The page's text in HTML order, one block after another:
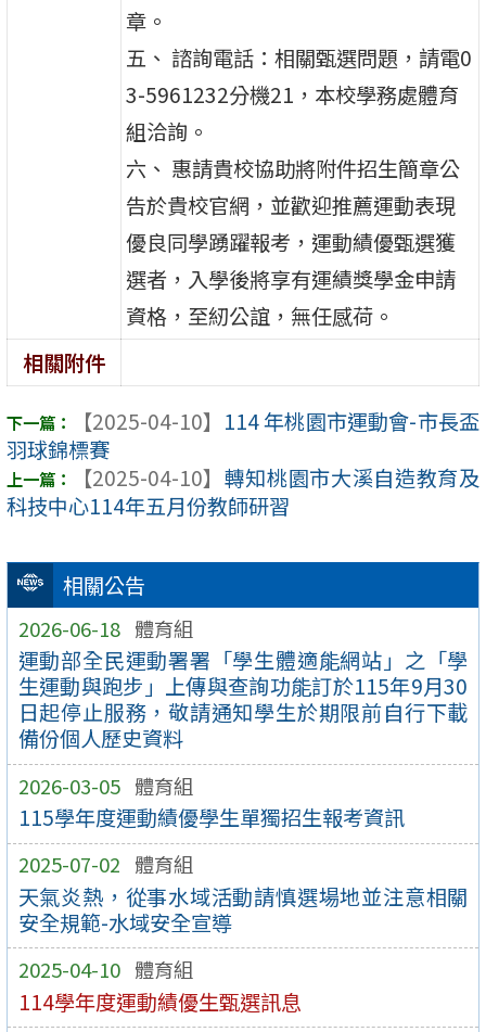
相關公告
2026-06-18 體育組
運動部全民運動署署「學生體適能網站」之「學
生運動與跑步」上傳與查詢功能訂於115年9月30
日起停止服務，敬請通知學生於期限前自行下載
備份個人歷史資料
2026-03-05 體育組
115學年度運動績優學生單獨招生報考資訊
2025-07-02 體育組
天氣炎熱，從事水域活動請慎選場地並注意相關
安全規範-水域安全宣導
2025-04-10 體育組
114學年度運動績優生甄選訊息
章。
五、 諮詢電話：相關甄選問題，請電0
3-5961232分機21，本校學務處體育
組洽詢。
六、 惠請貴校協助將附件招生簡章公
告於貴校官網，並歡迎推薦運動表現
優良同學踴躍報考，運動績優甄選獲
選者，入學後將享有運績獎學金申請
資格，至紉公誼，無任感荷。
相關附件
【2025-04-10】 114 年桃園市運動會-市長盃
羽球錦標賽
【2025-04-10】 轉知桃園市大溪自造教育及
科技中心114年五月份教師研習